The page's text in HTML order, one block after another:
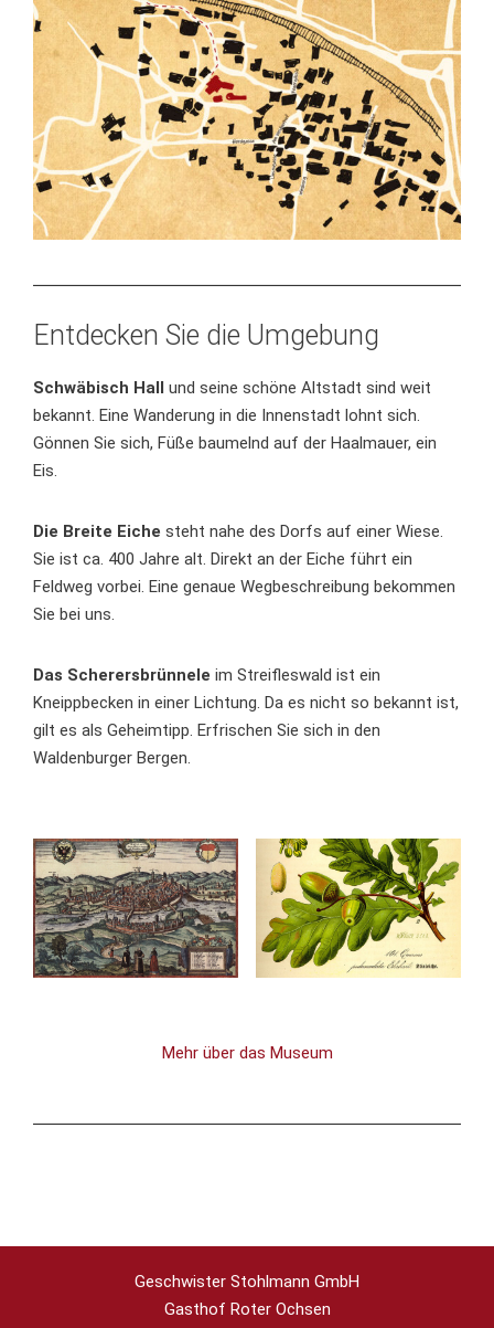
Entdecken Sie die Umgebung
Schwäbisch Hall
und seine schöne Altstadt sind weit
bekannt. Eine Wanderung in die Innenstadt lohnt sich.
Gönnen Sie sich, Füße baumelnd auf der Haalmauer, ein
Eis.
Die Breite Eiche steht nahe des Dorfs auf einer Wiese.
Sie ist ca. 400 Jahre alt. Direkt an der Eiche führt ein
Feldweg vorbei. Eine genaue Wegbeschreibung bekommen
Sie bei uns.
Das Scherersbrünnele im Streifleswald ist ein
Kneippbecken in einer Lichtung. Da es nicht so bekannt ist,
gilt es als Geheimtipp. Erfrischen Sie sich in den
Waldenburger Bergen.
Mehr über das Museum
Geschwister Stohlmann GmbH
Gasthof Roter Ochsen